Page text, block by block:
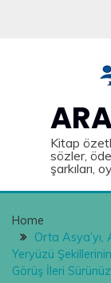
Kitap
sözler,
şarkıları,
Home
Orta
Yeryüzü
Görüş İleri Sürünüz